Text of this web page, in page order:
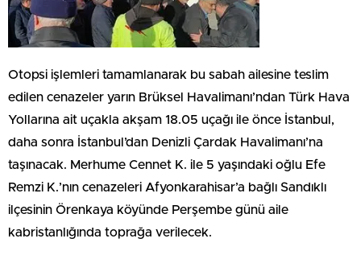
Otopsi işlemleri tamamlanarak bu sabah ailesine teslim
edilen cenazeler yarın Brüksel Havalimanı’ndan Türk Hava
Yollarına ait uçakla akşam 18.05 uçağı ile önce İstanbul,
daha sonra İstanbul’dan Denizli Çardak Havalimanı’na
taşınacak. Merhume Cennet K. ile 5 yaşındaki oğlu Efe
Remzi K.’nın cenazeleri Afyonkarahisar’a bağlı Sandıklı
ilçesinin Örenkaya köyünde Perşembe günü aile
kabristanlığında toprağa verilecek.